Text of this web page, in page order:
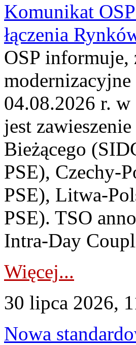
Komunikat
łączenia
OSP informuje,
04.08.2026 r.
jest
Bieżącego
PSE), Czechy-
PSE), Litwa-
PSE). TSO
Intra-Day
Więcej...
30 lipca 2026,
Nowa